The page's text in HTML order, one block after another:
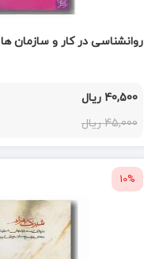
روانشناسی در کار و سازمان ها
40,500 ریال
45,000 ریال
10%